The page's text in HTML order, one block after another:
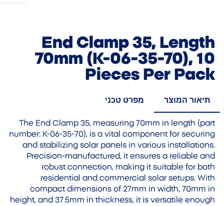
End Clamp 35, Length
70mm (K-06-35-70), 10
Pieces Per Pack
תיאור המוצר מפרט טכני
The End Clamp 35, measuring 70mm in length (part
number: K-06-35-70), is a vital component for securing
and stabilizing solar panels in various installations.
Precision-manufactured, it ensures a reliable and
robust connection, making it suitable for both
residential and commercial solar setups. With
compact dimensions of 27mm in width, 70mm in
height, and 37.5mm in thickness, it is versatile enough